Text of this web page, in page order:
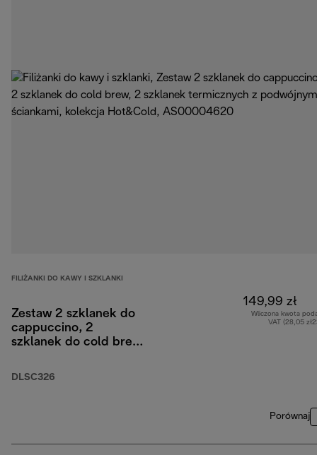
FILIŻANKI DO KAWY I SZKLANKI
Zestaw 2 szklanek do
cappuccino, 2
szklanek do cold brew,
termicznych z
DLSC326
149,99 zł
Wliczona kwota
VAT (28,05
Porównaj